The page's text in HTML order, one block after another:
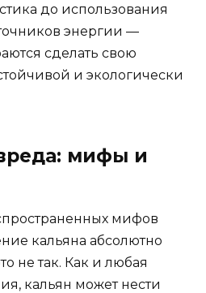
до использования
энергии —
сделать свою
и экологически
мифы и
мифов
кальяна абсолютно
не так. Как и любая
кальян может нести